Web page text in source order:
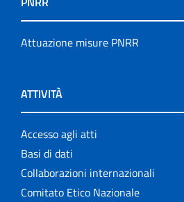
Attuazione misure PNRR
ATTIVITÀ
Accesso agli atti
Basi di dati
Collaborazioni internazionali
Comitato Etico Nazionale